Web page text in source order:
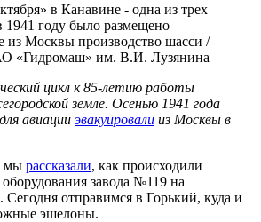
в Канавине - одна из трех
1941 году было размещено
из Москвы производство шасси /
«Гидромаш» им. В.И. Лузянина
цикл к 85-летию работы
земле. Осенью 1941 года
авиации эвакуировали из Москвы в
мы рассказали, как происходили
завода №119 на
отправимся в Горький, куда и
эшелоны.